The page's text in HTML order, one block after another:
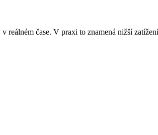
čase. V praxi to znamená nižší